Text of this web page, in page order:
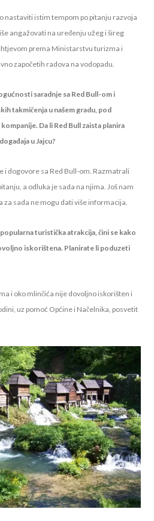
nastaviti istim tempom po pitanju razvoja
angažovati na uređenju užeg i šireg
prema Ministarstvu turizma i
započetih radova na vodopadu.
saradnje sa Red Bull-om i
takmičenja u našem gradu, pod
Da li Red Bull zaista planira
u Jajcu?
i dogovore sa Red Bull-om. Razmatrali
a odluka je sada na njima. Još nam
za sada ne mogu dati više informacija.
turistička atrakcija, čini se kako
iskorištena. Planirate li poduzeti
i oko mlinčića nije dovoljno iskorišten i
uz pomoć Općine i Načelnika, posvetit